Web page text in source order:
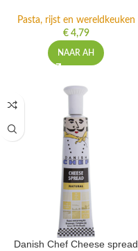
Pasta, rijst en wereldkeuken
€4,79
NAAR AH
Danish Chef Cheese spread